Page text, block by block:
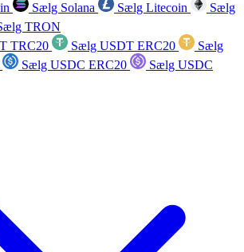
Sælg Solana Sælg Litecoin
Sælg
TRON
TRC20
Sælg USDT ERC20
Sælg
Sælg USDC ERC20
Sælg USDC